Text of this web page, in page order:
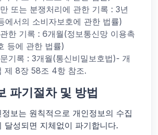
또는 분쟁처리에 관한 기록 : 3년
에서의 소비자보호에 관한 법률)
한 기록 : 6개월(정보통신망 이용촉
등에 관한 법률)
기록 : 3개월(통신비밀보호법)- 개
제 8장 58조 4항 참조.
파기절차 및 방법
보는 원칙적으로 개인정보의 수집
달성되면 지체없이 파기합니다.